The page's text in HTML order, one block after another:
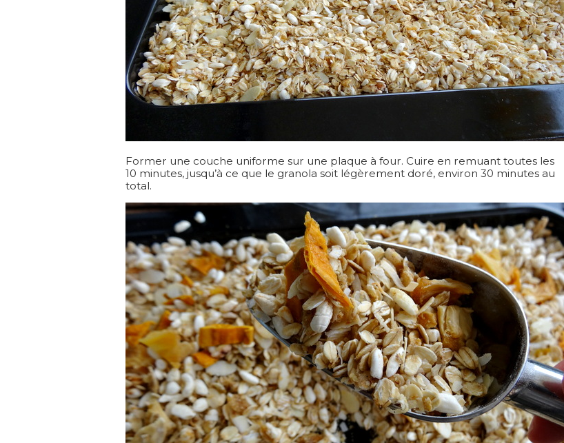
Former une couche uniforme sur une plaque à four. Cuire en remuant toutes les
10 minutes, jusqu’à ce que le granola soit légèrement doré, environ 30 minutes au
total.